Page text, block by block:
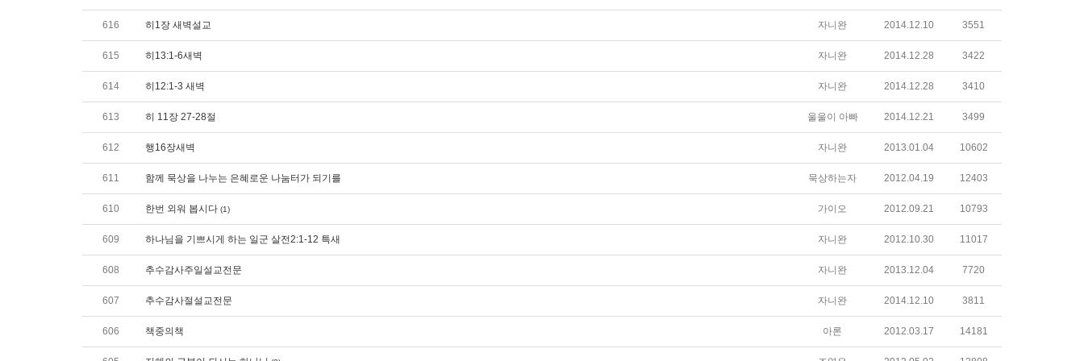
616 히1장 새벽설교 자니완 2014.12.10 3551
615 히13:1-6새벽 자니완 2014.12.28 3422
614 히12:1-3 새벽 자니완 2014.12.28 3410
613 히 11장 27-28절 울울이 아빠 2014.12.21 3499
612 행16장새벽 자니완 2013.01.04 10602
611 함께 묵상을 나누는 은혜로운 나눔터가 되기를 묵상하는자 2012.04.19 12403
610 한번 외워 봅시다 (1) 가이오 2012.09.21 10793
609 하나님을 기쁘시게 하는 일군 살전2:1-12 특새 자니완 2012.10.30 11017
608 추수감사주일설교전문 자니완 2013.12.04 7720
607 추수감사절설교전문 자니완 2014.12.10 3811
606 책중의책 아론 2012.03.17 14181